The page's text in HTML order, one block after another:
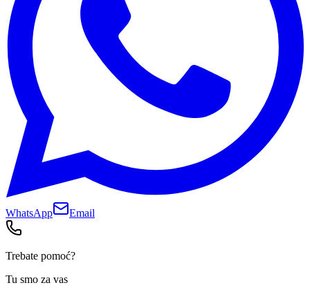
WhatsApp Email
Trebate pomoć?
Tu smo za vas